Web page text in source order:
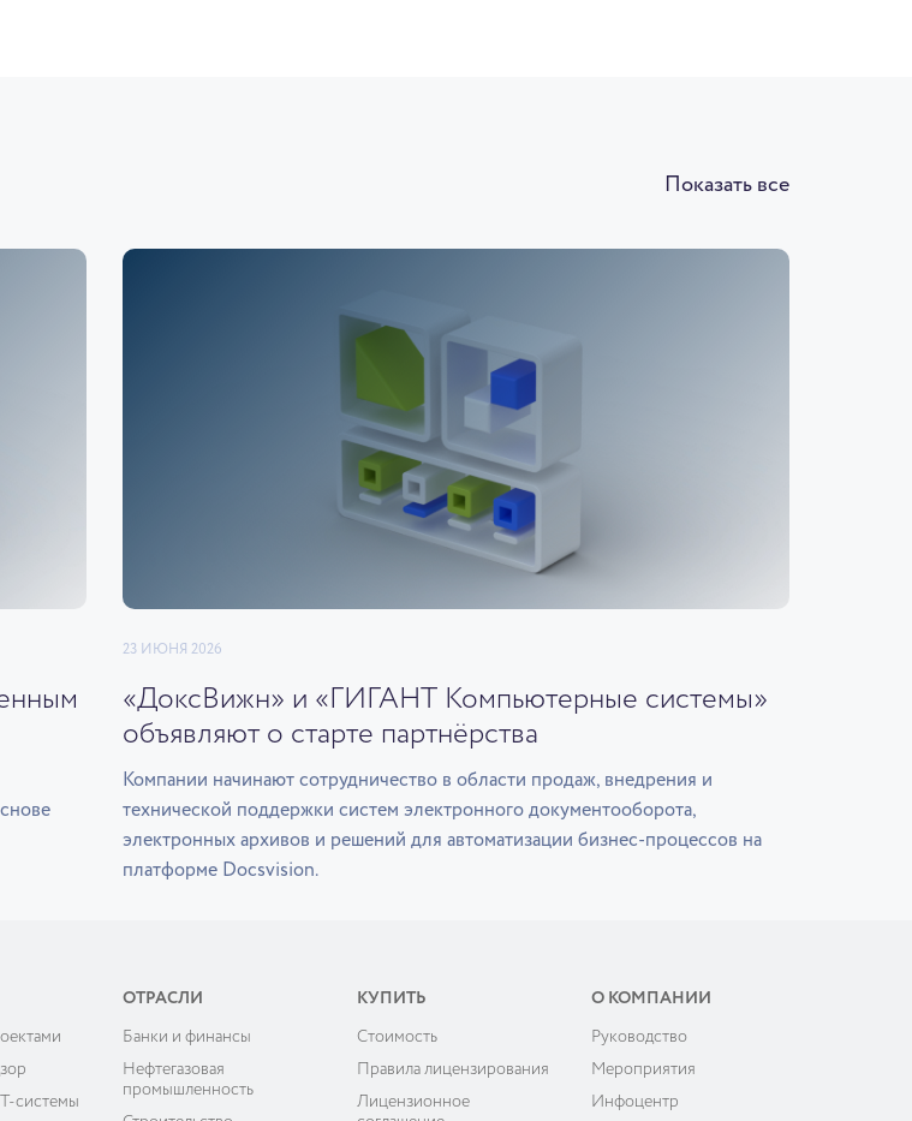
Показать все
23 ИЮНЯ 2026
«ДоксВижн» и «ГИГАНТ Компьютерные системы»
объявляют о старте партнёрства
Компании начинают сотрудничество в области продаж, внедрения и
технической поддержки систем электронного документооборота,
электронных архивов и решений для автоматизации бизнес-процессов на
платформе Docsvision.
системы
ОТРАСЛИ
Банки и финансы
Нефтегазовая
промышленность
КУПИТЬ
Cтоимость
Правила лицензирования
Лицензионное
О КОМПАНИИ
Руководство
Мероприятия
Инфоцентр